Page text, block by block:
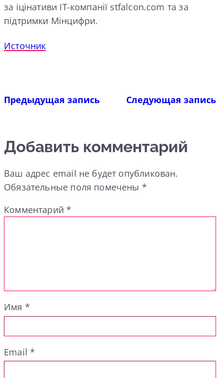
за іцінативи IT-компанії stfalcon.com та за
підтримки Мінцифри.
Источник
Предыдущая запись Следующая запись
Добавить комментарий
Ваш адрес email не будет опубликован.
Обязательные поля помечены *
Комментарий*
Имя *
Email*